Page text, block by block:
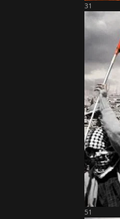
31
51